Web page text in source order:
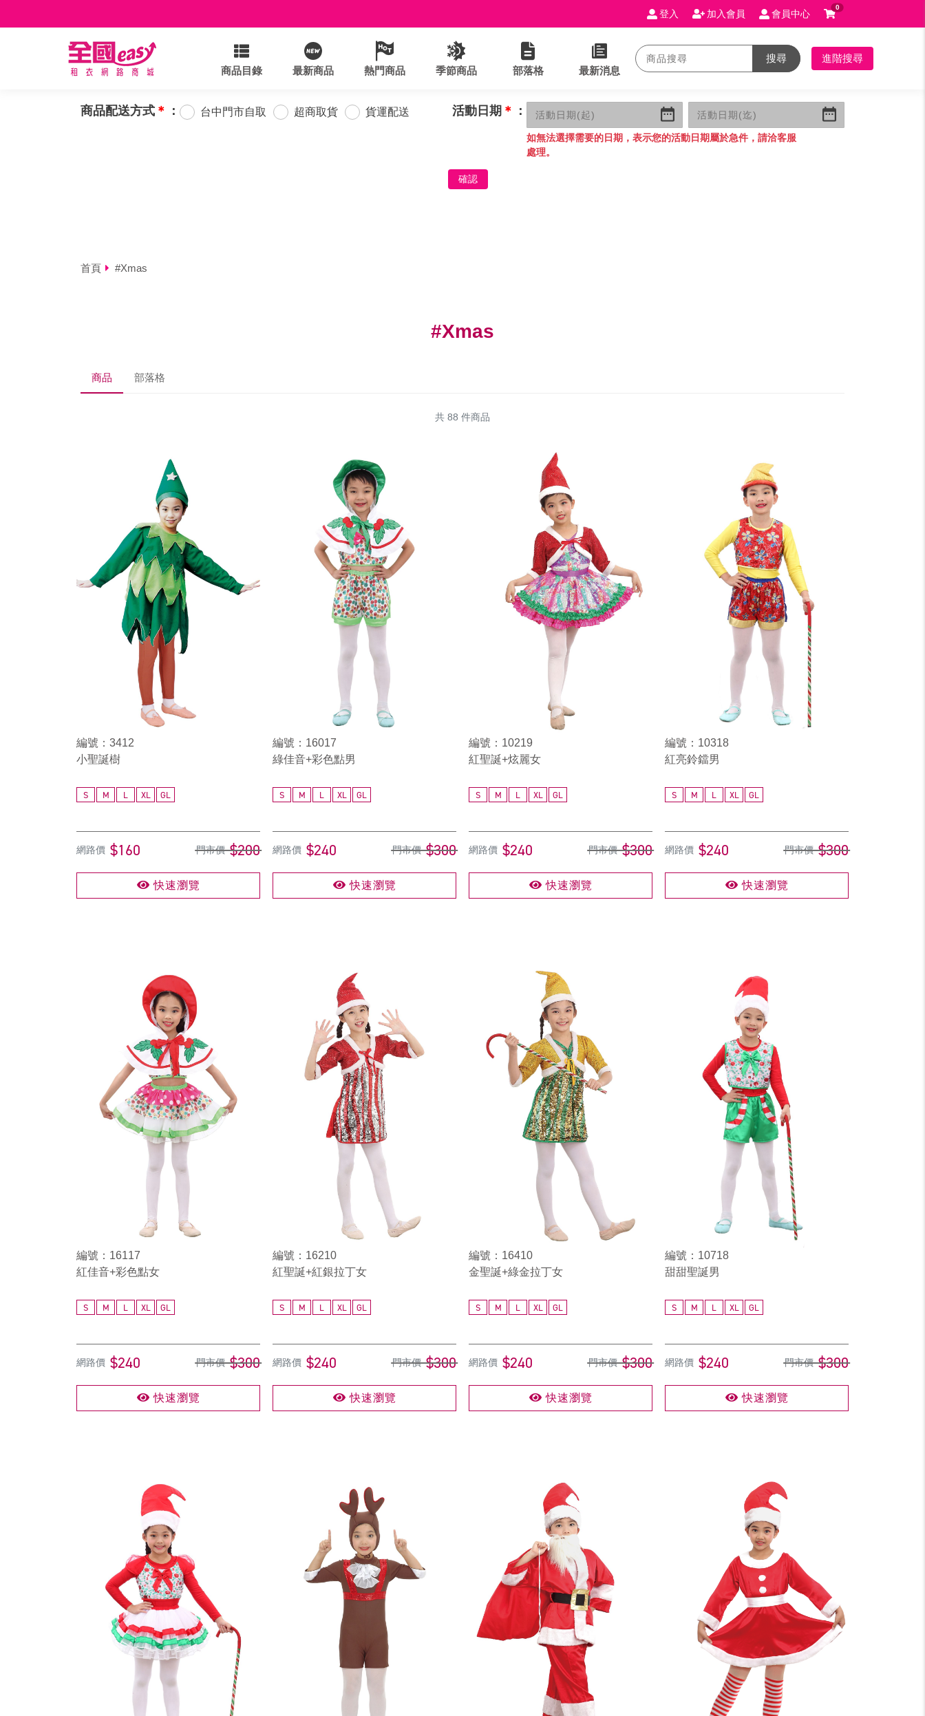
登入 加入會員 會員中心
0
商品目錄 最新商品 熱門商品 季節商品 部落格 最新消息
搜尋 進階搜尋
商品配送方式 ＊ ： 台中門市自取 超商取貨 貨運配送 活動日期 ＊ ：
如無法選擇需要的日期，表示您的活動日期屬於急件，請洽客服
處理。
確認
首頁 #Xmas
#Xmas
商品 部落格
共 88 件商品
編號：3412
小聖誕樹
S M L XL GL
網路價 $160 門市價 $200
快速瀏覽
編號：16017
綠佳音+彩色點男
S M L XL GL
網路價 $240 門市價 $300
快速瀏覽
編號：10219
紅聖誕+炫麗女
S M L XL GL
網路價 $240 門市價 $300
快速瀏覽
編號：10318
紅亮鈴鐺男
S M L XL GL
網路價 $240 門市價 $300
快速瀏覽
編號：16117
紅佳音+彩色點女
S M L XL GL
網路價 $240 門市價 $300
快速瀏覽
編號：16210
紅聖誕+紅銀拉丁女
S M L XL GL
網路價 $240 門市價 $300
快速瀏覽
編號：16410
金聖誕+綠金拉丁女
S M L XL GL
網路價 $240 門市價 $300
快速瀏覽
編號：10718
甜甜聖誕男
S M L XL GL
網路價 $240 門市價 $300
快速瀏覽